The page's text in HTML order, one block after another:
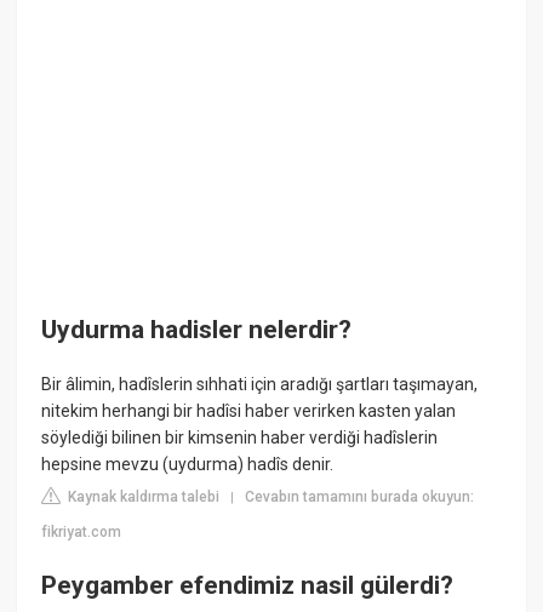
Uydurma hadisler nelerdir?
Bir âlimin, hadîslerin sıhhati için aradığı şartları taşımayan,
nitekim herhangi bir hadîsi haber verirken kasten yalan
söylediği bilinen bir kimsenin haber verdiği hadîslerin
hepsine mevzu (uydurma) hadîs denir.
Kaynak kaldırma talebi |Cevabın tamamını burada okuyun:
fikriyat.com
Peygamber efendimiz nasil gülerdi?